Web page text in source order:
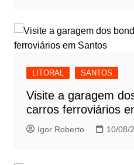
LITORAL SANTOS
Visite a garagem
carros ferroviários
Igor Roberto 10/08/